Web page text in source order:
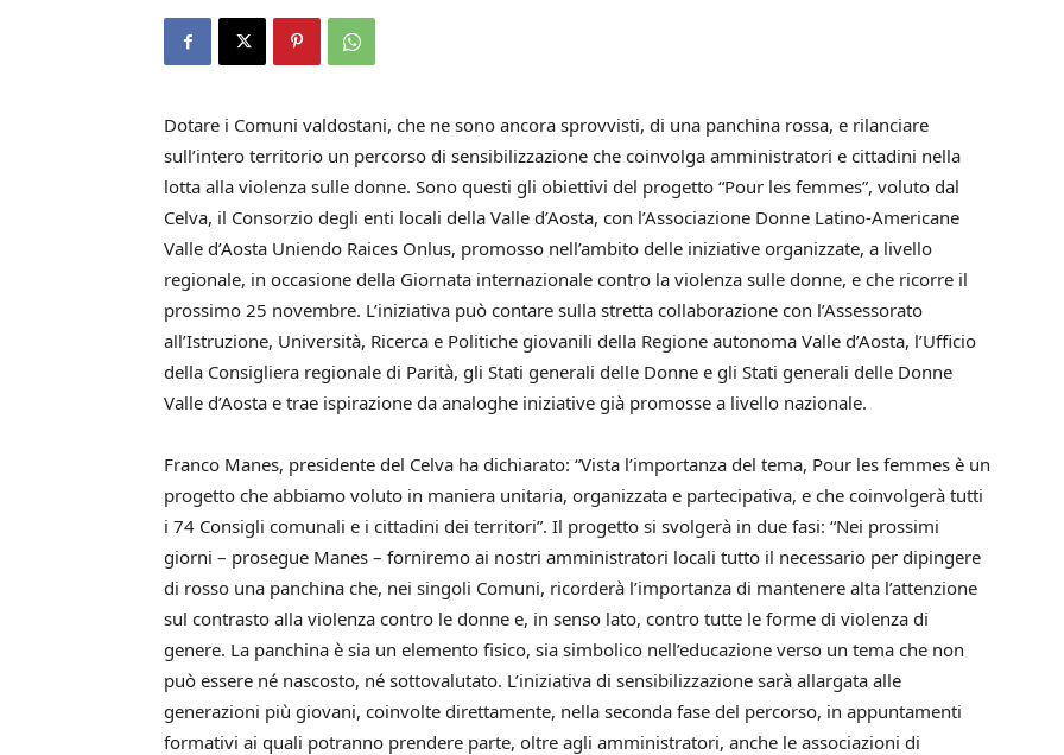
Dotare i Comuni valdostani, che ne sono ancora sprovvisti, di una panchina rossa, e rilanciare
sull’intero territorio un percorso di sensibilizzazione che coinvolga amministratori e cittadini nella
lotta alla violenza sulle donne. Sono questi gli obiettivi del progetto “Pour les femmes”, voluto dal
Celva, il Consorzio degli enti locali della Valle d’Aosta, con l’Associazione Donne Latino-Americane
Valle d’Aosta Uniendo Raices Onlus, promosso nell’ambito delle iniziative organizzate, a livello
regionale, in occasione della Giornata internazionale contro la violenza sulle donne, e che ricorre il
prossimo 25 novembre. L’iniziativa può contare sulla stretta collaborazione con l’Assessorato
all’Istruzione, Università, Ricerca e Politiche giovanili della Regione autonoma Valle d’Aosta, l’Ufficio
della Consigliera regionale di Parità, gli Stati generali delle Donne e gli Stati generali delle Donne
Valle d’Aosta e trae ispirazione da analoghe iniziative già promosse a livello nazionale.
Franco Manes, presidente del Celva ha dichiarato: “Vista l’importanza del tema, Pour les femmes è un
progetto che abbiamo voluto in maniera unitaria, organizzata e partecipativa, e che coinvolgerà tutti
i 74 Consigli comunali e i cittadini dei territori”. Il progetto si svolgerà in due fasi: “Nei prossimi
giorni – prosegue Manes – forniremo ai nostri amministratori locali tutto il necessario per dipingere
di rosso una panchina che, nei singoli Comuni, ricorderà l’importanza di mantenere alta l’attenzione
sul contrasto alla violenza contro le donne e, in senso lato, contro tutte le forme di violenza di
genere. La panchina è sia un elemento fisico, sia simbolico nell’educazione verso un tema che non
può essere né nascosto, né sottovalutato. L’iniziativa di sensibilizzazione sarà allargata alle
generazioni più giovani, coinvolte direttamente, nella seconda fase del percorso, in appuntamenti
formativi ai quali potranno prendere parte, oltre agli amministratori, anche le associazioni di